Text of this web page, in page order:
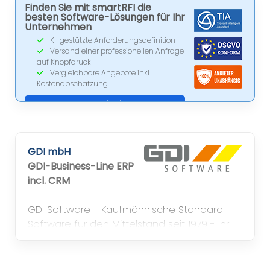
Finden Sie mit smartRFI die
besten Software-Lösungen für Ihr
Unternehmen
KI-gestützte Anforderungsdefinition
Versand einer professionellen Anfrage
auf Knopfdruck
Vergleichbare Angebote inkl.
Kostenabschätzung
Jetzt registrieren
GDI mbH
GDI-Business-Line ERP
incl. CRM
GDI Software - Kaufmännische Standard-
Software für den Mittelstand seit 1979 - Ihr